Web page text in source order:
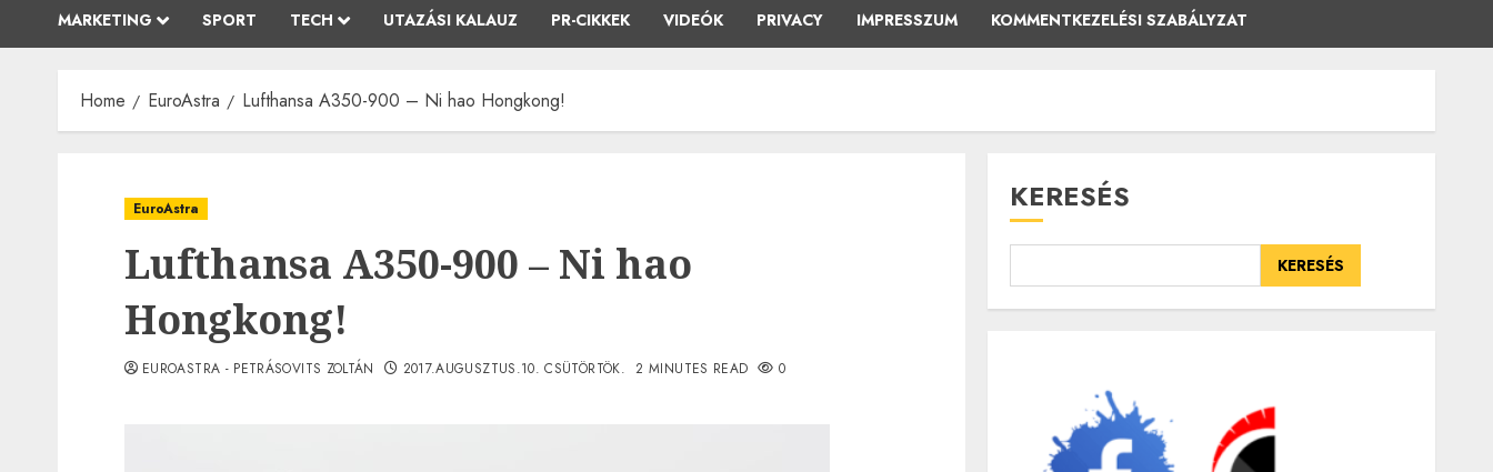
MARKETING SPORT TECH UTAZÁSI KALAUZ PR-CIKKEK VIDEÓK PRIVACY IMPRESSZUM KOMMENTKEZELÉSI SZABÁLYZAT
Home EuroAstra Lufthansa A350-900 – Ni hao Hongkong!
EuroAstra
Lufthansa A350-900 – Ni hao
Hongkong!
EUROASTRA - PETRÁSOVITS ZOLTÁN 2017.AUGUSZTUS.10. CSÜTÖRTÖK. 2 MINUTES READ 0
KERESÉS
KERESÉS